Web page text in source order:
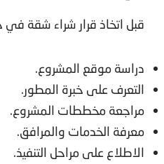
قبل اتخاذ قرار شراء شقة في
دراسة موقع المشروع.
التعرف على خبرة المطور.
مراجعة مخططات المشروع.
معرفة الخدمات والمرافق.
الاطلاع على مراحل التنفيذ.